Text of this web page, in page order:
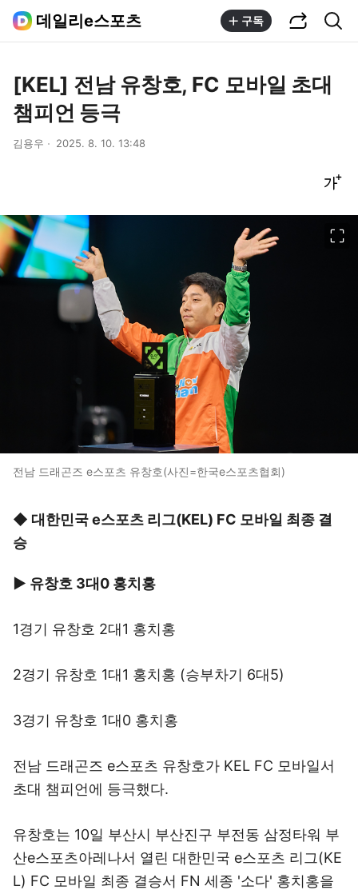
데일리e스포츠 구독
[KEL] 전남 유창호, FC 모바일 초대
챔피언 등극
김용우 2025. 8. 10. 13:48
전남 드래곤즈 e스포츠 유창호(사진=한국e스포츠협회)
◆ 대한민국 e스포츠 리그(KEL) FC 모바일 최종 결
승
▶ 유창호 3대0 홍치홍
1경기 유창호 2대1 홍치홍
2경기 유창호 1대1 홍치홍 (승부차기 6대5)
3경기 유창호 1대0 홍치홍
전남 드래곤즈 e스포츠 유창호가 KEL FC 모바일서
초대 챔피언에 등극했다.
유창호는 10일 부산시 부산진구 부전동 삼정타워 부
산e스포츠아레나서 열린 대한민국 e스포츠 리그(KE
L) FC 모바일 최종 결승서 FN 세종 '소다' 홍치홍을